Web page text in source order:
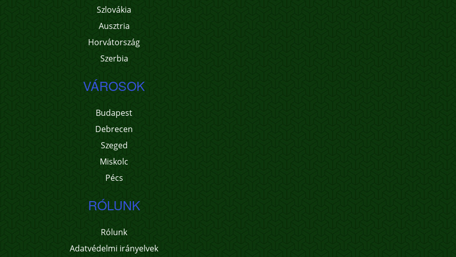
Szlovákia
Ausztria
Horvátország
Szerbia
VÁROSOK
Budapest
Debrecen
Szeged
Miskolc
Pécs
RÓLUNK
Rólunk
Adatvédelmi irányelvek